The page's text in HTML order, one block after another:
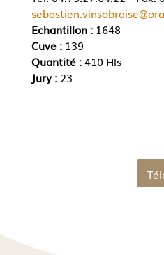
Echantillon :1648
Cuve : 139
Quantité :410 Hls
Jury : 23